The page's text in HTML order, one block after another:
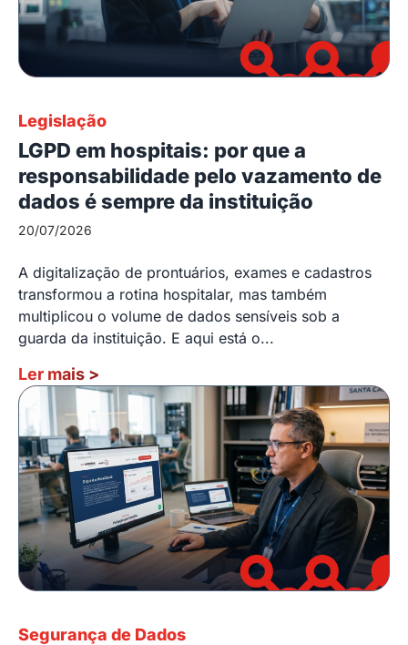
Legislação
LGPD em hospitais: por que a
responsabilidade pelo vazamento de
dados é sempre da instituição
20/07/2026
A digitalização de prontuários, exames e cadastros
transformou a rotina hospitalar, mas também
multiplicou o volume de dados sensíveis sob a
guarda da instituição. E aqui está o...
Ler mais >
Segurança de Dados